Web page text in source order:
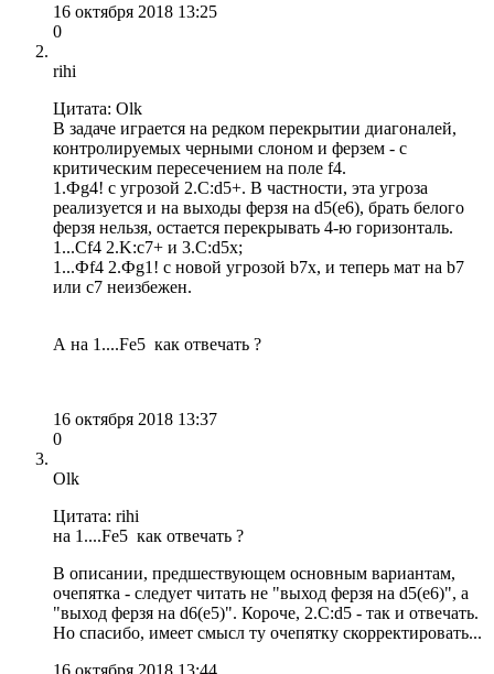
16 октября 2018 13:25
0
rihi
Цитата: Olk
В задаче играется на редком перекрытии диагоналей,
контролируемых черными слоном и ферзем - с
критическим пересечением на поле f4.
1.Фg4! c угрозой 2.С:d5+. В частности, эта угроза
реализуется и на выходы ферзя на d5(e6), брать белого
ферзя нельзя, остается перекрывать 4-ю горизонталь.
1...Сf4 2.K:c7+ и 3.С:d5x;
1...Фf4 2.Фg1! c новой угрозой b7x, и теперь мат на b7
или c7 неизбежен.
А на 1....Fe5 как отвечать ?
16 октября 2018 13:37
0
Olk
Цитата: rihi
на 1....Fe5 как отвечать ?
В описании, предшествующем основным вариантам,
очепятка - следует читать не "выход ферзя на d5(e6)", а
"выход ферзя на d6(e5)". Короче, 2.С:d5 - так и отвечать.
Но спасибо, имеет смысл ту очепятку скорректировать...
16 октября 2018 13:44